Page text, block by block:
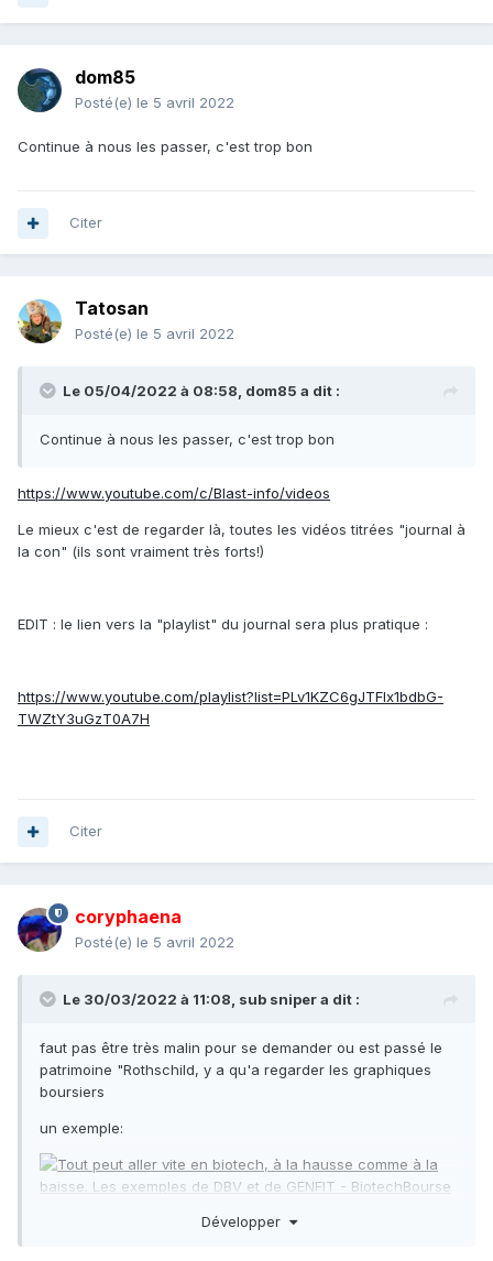
dom85
Posté(e) le 5 avril 2022
Continue à nous les passer, c'est trop bon
Citer
Tatosan
Posté(e) le 5 avril 2022
Le 05/04/2022 à 08:58, dom85 a dit :
Continue à nous les passer, c'est trop bon
https://www.youtube.com/c/Blast-info/videos
Le mieux c'est de regarder là, toutes les vidéos titrées "journal à
la con" (ils sont vraiment très forts!)
EDIT : le lien vers la "playlist" du journal sera plus pratique :
https://www.youtube.com/playlist?list=PLv1KZC6gJTFlx1bdbG-
TWZtY3uGzT0A7H
Citer
coryphaena
Posté(e) le 5 avril 2022
Le 30/03/2022 à 11:08, sub snipera dit :
faut pas être très malin pour se demander ou est passé le
patrimoine "Rothschild, y a qu'a regarder les graphiques
boursiers
un exemple:
suffit d'acheter ou de vendre au mauvais moment...
Développer